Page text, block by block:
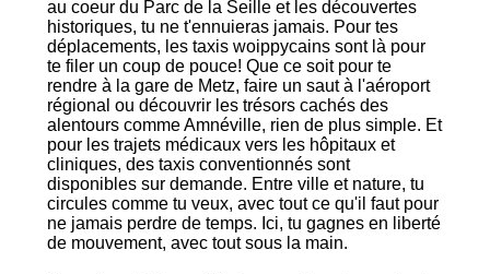
au coeur du Parc de la Seille et les découvertes
historiques, tu ne t'ennuieras jamais. Pour tes
déplacements, les taxis woippycains sont là pour
te filer un coup de pouce! Que ce soit pour te
rendre à la gare de Metz, faire un saut à l'aéroport
régional ou découvrir les trésors cachés des
alentours comme Amnéville, rien de plus simple. Et
pour les trajets médicaux vers les hôpitaux et
cliniques, des taxis conventionnés sont
disponibles sur demande. Entre ville et nature, tu
circules comme tu veux, avec tout ce qu'il faut pour
ne jamais perdre de temps. Ici, tu gagnes en liberté
de mouvement, avec tout sous la main.